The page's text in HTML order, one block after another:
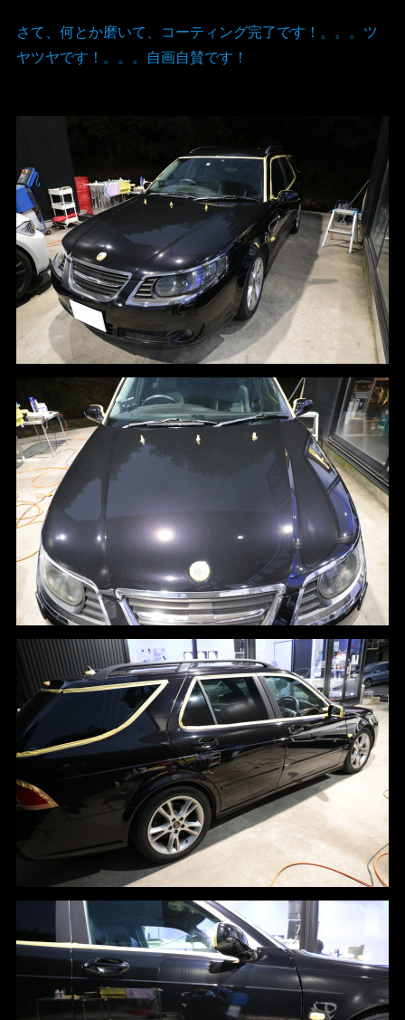
さて、何とか磨いて、コーティング完了です！。。。ツ
ヤツヤです！。。。自画自賛です！